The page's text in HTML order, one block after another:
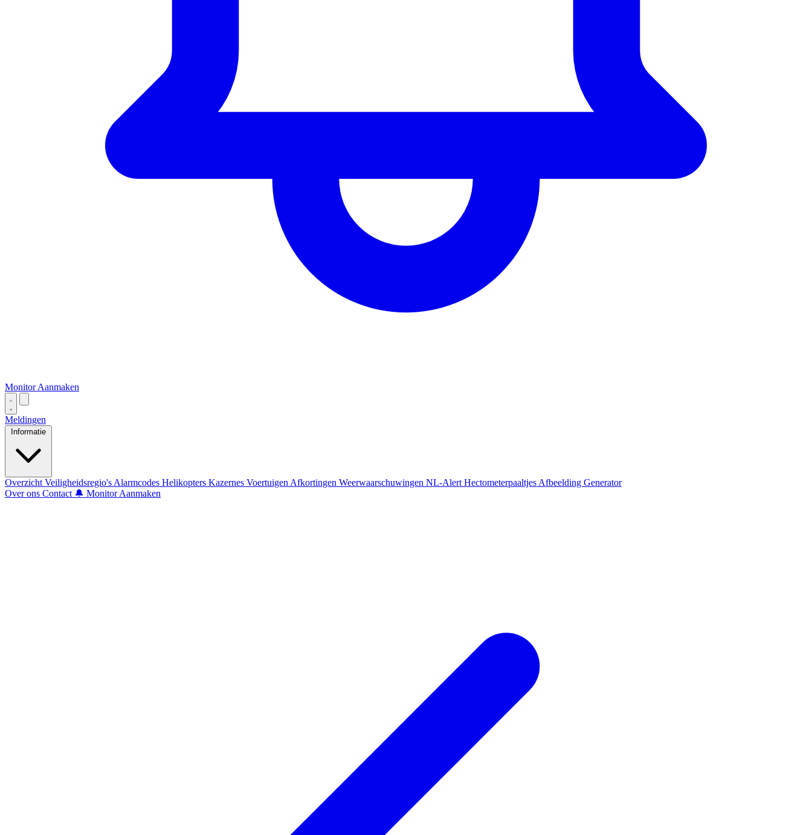
Monitor Aanmaken
Meldingen
Informatie
Overzicht Veiligheidsregio's Alarmcodes Helikopters Kazernes Voertuigen Afkortingen Weerwaarschuwingen NL-Alert Hectometerpaaltjes Afbeelding Generator
Over ons Contact 🔔 Monitor Aanmaken